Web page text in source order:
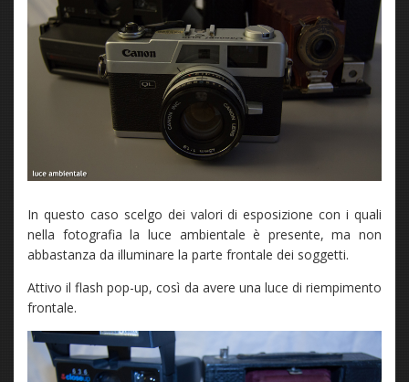
In questo caso scelgo dei valori di esposizione con i quali
nella fotografia la luce ambientale è presente, ma non
abbastanza da illuminare la parte frontale dei soggetti.
Attivo il flash pop-up, così da avere una luce di riempimento
frontale.